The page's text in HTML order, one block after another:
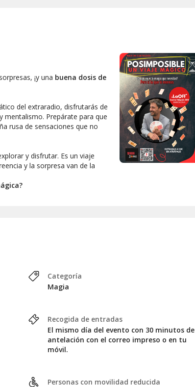
¡y una buena dosis de
del extraradio, disfrutarás de
y mentalismo. Prepárate para que
rusa de sensaciones que no
y disfrutar. Es un viaje
y la sorpresa van de la
Categoría
Magia
Recogida de entradas
El mismo día del evento con 30 minutos de
antelación con el correo impreso o en tu
móvil.
Personas con movilidad reducida